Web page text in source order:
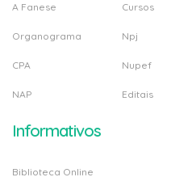
A Fanese
Organograma
CPA
NAP
Cursos
Npj
Nupef
Editais
Informativos
Biblioteca Online